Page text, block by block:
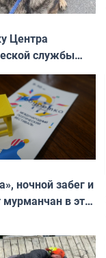
Центра
службы
дом
ночной забег и
в эти